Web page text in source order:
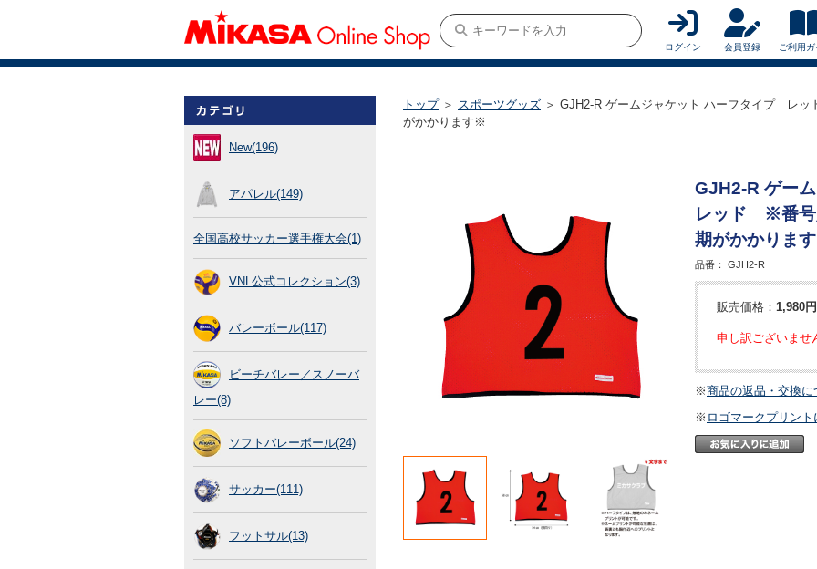
ログイン 会員登録 ご利用
New(196)
アパレル(149)
全国高校サッカー選手権大会(1)
VNL公式コレクション(3)
バレーボール(117)
ビーチバレー／スノーバ
レー(8)
ソフトバレーボール(24)
サッカー(111)
フットサル(13)
トップ ＞ スポーツグッズ ＞ GJH2-R ゲームジャケット ハーフタイプ レ
がかかります※
GJH2-R ゲー
レッド ※番号
期がかかりま
品番： GJH2-R
販売価格： 1,980円
申し訳ございませ
※商品の返品・交換に
※ ロゴマークプリント